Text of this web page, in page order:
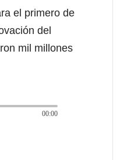
el primero de
del
mil millones
00:00